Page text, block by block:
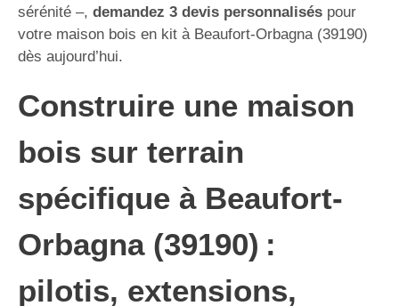
sérénité –, demandez 3 devis personnalisés pour
votre maison bois en kit à Beaufort-Orbagna (39190)
dès aujourd’hui.
Construire une maison
bois sur terrain
spécifique à Beaufort-
Orbagna (39190) :
pilotis, extensions,